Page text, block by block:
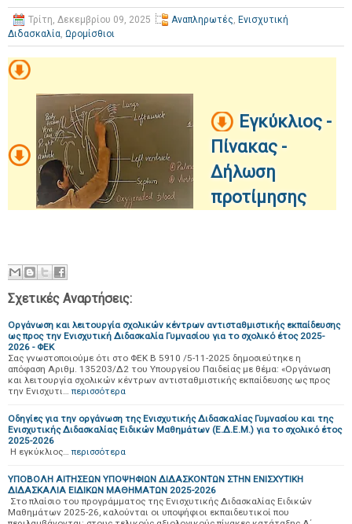
Τρίτη, Δεκεμβρίου 09, 2025 Αναπληρωτές, Ενισχυτική
Διδασκαλία, Ωρομίσθιοι
Εγκύκλιος -
Πίνακας -
Δήλωση
προτίμησης
Σχετικές Αναρτήσεις:
Οργάνωση και λειτουργία σχολικών κέντρων αντισταθμιστικής εκπαίδευσης
ως προς την Ενισχυτική Διδασκαλία Γυμνασίου για το σχολικό έτος 2025-
2026 - ΦΕΚ
Σας γνωστοποιούμε ότι στο ΦΕΚ Β 5910 /5-11-2025 δημοσιεύτηκε η
απόφαση Αριθμ. 135203/Δ2 του Υπουργείου Παιδείας με θέμα: «Οργάνωση
και λειτουργία σχολικών κέντρων αντισταθμιστικής εκπαίδευσης ως προς
την Ενισχυτι… περισσότερα
Οδηγίες για την οργάνωση της Ενισχυτικής Διδασκαλίας Γυμνασίου και της
Ενισχυτικής Διδασκαλίας Ειδικών Μαθημάτων (Ε.Δ.Ε.Μ.) για το σχολικό έτος
2025-2026
Η εγκύκλιος… περισσότερα
ΥΠΟΒΟΛΗ ΑΙΤΗΣΕΩΝ ΥΠΟΨΗΦΙΩΝ ΔΙΔΑΣΚΟΝΤΩΝ ΣΤΗΝ ΕΝΙΣΧΥΤΙΚΗ
ΔΙΔΑΣΚΑΛΙΑ ΕΙΔΙΚΩΝ ΜΑΘΗΜΑΤΩΝ 2025-2026
Στο πλαίσιο του προγράμματος της Ενισχυτικής Διδασκαλίας Ειδικών
Μαθημάτων 2025-26, καλούνται οι υποψήφιοι εκπαιδευτικοί που